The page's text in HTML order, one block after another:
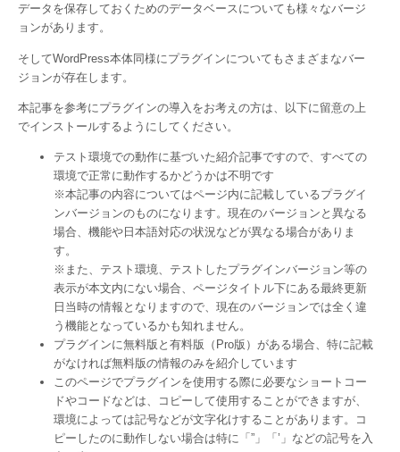
データを保存しておくためのデータベースについても様々なバージ
ョンがあります。
そしてWordPress本体同様にプラグインについてもさまざまなバー
ジョンが存在します。
本記事を参考にプラグインの導入をお考えの方は、以下に留意の上
でインストールするようにしてください。
テスト環境での動作に基づいた紹介記事ですので、すべての
環境で正常に動作するかどうかは不明です
※本記事の内容についてはページ内に記載しているプラグイ
ンバージョンのものになります。現在のバージョンと異なる
場合、機能や日本語対応の状況などが異なる場合がありま
す。
※また、テスト環境、テストしたプラグインバージョン等の
表示が本文内にない場合、ページタイトル下にある最終更新
日当時の情報となりますので、現在のバージョンでは全く違
う機能となっているかも知れません。
プラグインに無料版と有料版（Pro版）がある場合、特に記載
がなければ無料版の情報のみを紹介しています
このページでプラグインを使用する際に必要なショートコー
ドやコードなどは、コピーして使用することができますが、
環境によっては記号などが文字化けすることがあります。コ
ピーしたのに動作しない場合は特に「”」「’」などの記号を入